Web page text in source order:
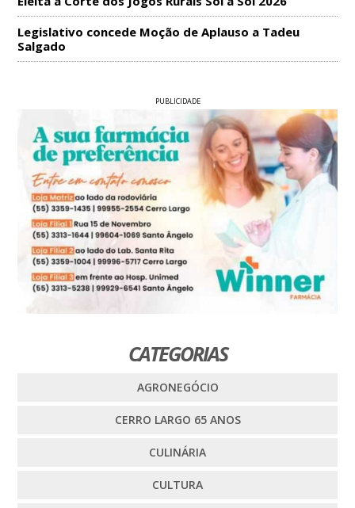
Legislativo concede Moção de Aplauso a Tadeu
Salgado
PUBLICIDADE
CATEGORIAS
AGRONEGÓCIO
CERRO LARGO 65 ANOS
CULINÁRIA
CULTURA